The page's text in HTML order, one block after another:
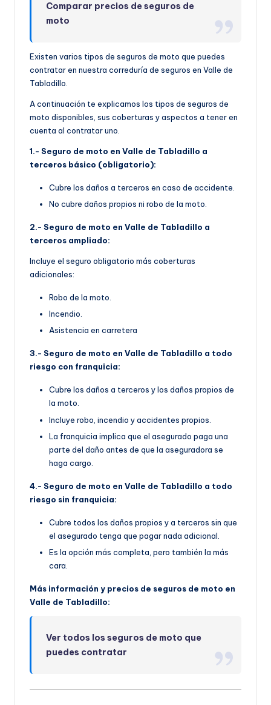
Comparar precios de seguros de
moto
Existen varios tipos de seguros de moto que puedes
contratar en nuestra correduría de seguros en Valle de
Tabladillo.
A continuación te explicamos los tipos de seguros de
moto disponibles, sus coberturas y aspectos a tener en
cuenta al contratar uno.
1.- Seguro de moto en Valle de Tabladillo a
terceros básico (obligatorio):
Cubre los daños a terceros en caso de accidente.
No cubre daños propios ni robo de la moto.
2.- Seguro de moto en Valle de Tabladillo a
terceros ampliado:
Incluye el seguro obligatorio más coberturas
adicionales:
Robo de la moto.
Incendio.
Asistencia en carretera
3.- Seguro de moto en Valle de Tabladillo a todo
riesgo con franquicia:
Cubre los daños a terceros y los daños propios de
la moto.
Incluye robo, incendio y accidentes propios.
La franquicia implica que el asegurado paga una
parte del daño antes de que la aseguradora se
haga cargo.
4.- Seguro de moto en Valle de Tabladillo a todo
riesgo sin franquicia:
Cubre todos los daños propios y a terceros sin que
el asegurado tenga que pagar nada adicional.
Es la opción más completa, pero también la más
cara.
Más información y precios de seguros de moto en
Valle de Tabladillo:
Ver todos los seguros de moto que
puedes contratar